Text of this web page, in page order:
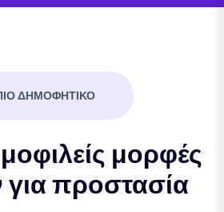
ΔΗΜΟΦΗΤΙΚΟ
μορφές
για προστασία